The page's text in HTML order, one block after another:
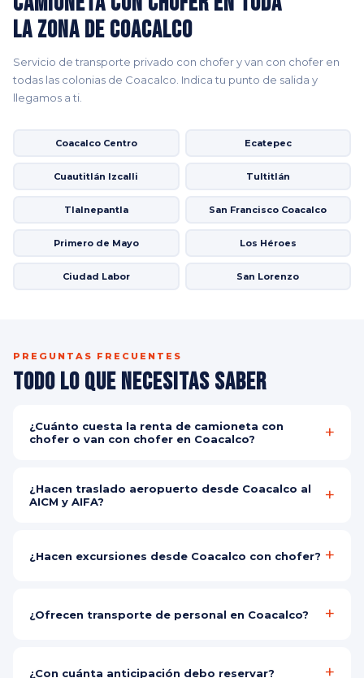
la Zona de Coacalco
Servicio de transporte privado con chofer y van con chofer en
todas las colonias de Coacalco. Indica tu punto de salida y
llegamos a ti.
Coacalco Centro Ecatepec
Cuautitlán Izcalli Tultitlán
Tlalnepantla San Francisco Coacalco
Primero de Mayo Los Héroes
Ciudad Labor San Lorenzo
PREGUNTAS FRECUENTES
Todo lo que Necesitas Saber
¿Cuánto cuesta la renta de camioneta con
chofer o van con chofer en Coacalco?
Contáctanos por WhatsApp para tu cotización personalizada y
gratuita en minutos, sin ningún compromiso.
¿Hacen traslado aeropuerto desde Coacalco al
AICM y AIFA?
Internacional Felipe Ángeles (AIFA) los 365 días del año a cualquier
¿Hacen excursiones desde Coacalco con chofer?
Cuernavaca, Querétaro y más. Con camioneta o van con chofer
¿Ofrecen transporte de personal en Coacalco?
¿Con cuánta anticipación debo reservar?